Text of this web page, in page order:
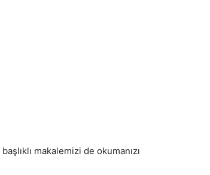
başlıklı makalemizi de okumanızı